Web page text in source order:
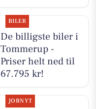
BILER
De billigste biler i
Tommerup -
Priser helt ned til
67.795 kr!
JOBNYT